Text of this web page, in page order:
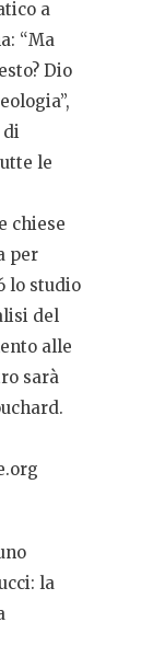
a
“Ma
Dio
di
le
chiese
per
lo studio
del
alle
sarà
la